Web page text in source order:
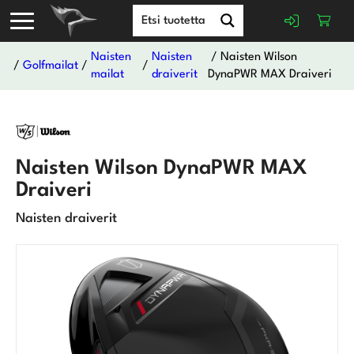
/Golfmailat /
Naisten
mailat
/
Naisten
draiverit
/ Naisten Wilson
DynaPWR MAX Draiveri
Naisten Wilson DynaPWR MAX
Draiveri
Naisten draiverit